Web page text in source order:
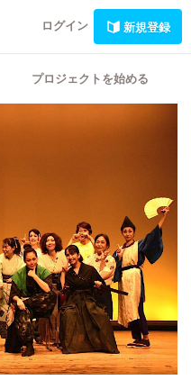
ログイン 新規登録
プロジェクトを始める